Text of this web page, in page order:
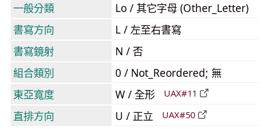
一般分類
Lo / 其它字母 (Other_Letter)
書寫方向
L / 左至右書寫
書寫鏡射
N / 否
組合類別
0 / Not_Reordered; 無
東亞寬度
W / 全形 UAX#11
直排方向 U / 正立 UAX#50